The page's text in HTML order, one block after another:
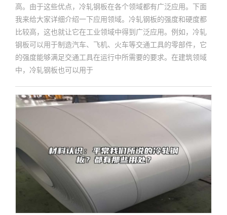
高。由于这些优点，冷轧钢板在各个领域都有广泛应用。下面
我来给大家详细介绍一下应用领域。冷轧钢板的强度和硬度都
比较高，这也就让它在工业领域中得到广泛应用。例如，冷轧
钢板可以用于制造汽车、飞机、火车等交通工具的零部件，它
的强度能够满足交通工具在运行中所需要的要求。在建筑领域
中，冷轧钢板也可以用于